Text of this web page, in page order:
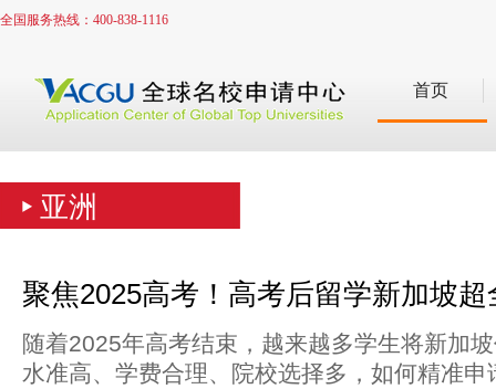
全国服务热线：400-838-1116
首页
亚洲
聚焦2025高考！高考后留学新加坡超
随着2025年高考结束，越来越多学生将新加
水准高、学费合理、院校选择多，如何精准